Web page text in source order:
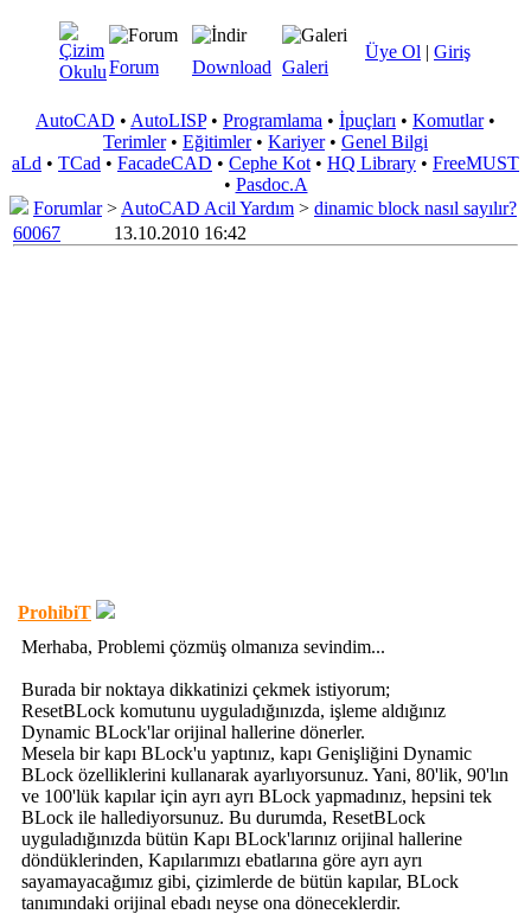
Üye Ol | Giriş
Forum Download Galeri
AutoCAD • AutoLISP• Programlama • İpuçları • Komutlar•
Terimler• Eğitimler• Kariyer• Genel Bilgi
aLd • TCad • FacadeCAD • Cephe Kot • HQ Library • FreeMUST
• Pasdoc.A
Forumlar> AutoCAD Acil Yardım > dinamic block nasıl sayılır?
60067
13.10.2010 16:42
ProhibiT
Merhaba, Problemi çözmüş olmanıza sevindim...
Burada bir noktaya dikkatinizi çekmek istiyorum;
ResetBLock komutunu uyguladığınızda, işleme aldığınız
Dynamic BLock'lar orijinal hallerine dönerler.
Mesela bir kapı BLock'u yaptınız, kapı Genişliğini Dynamic
BLock özelliklerini kullanarak ayarlıyorsunuz. Yani, 80'lik, 90'lın
ve 100'lük kapılar için ayrı ayrı BLock yapmadınız, hepsini tek
BLock ile hallediyorsunuz. Bu durumda, ResetBLock
uyguladığınızda bütün Kapı BLock'larınız orijinal hallerine
döndüklerinden, Kapılarımızı ebatlarına göre ayrı ayrı
sayamayacağımız gibi, çizimlerde de bütün kapılar, BLock
tanımındaki orijinal ebadı neyse ona döneceklerdir.